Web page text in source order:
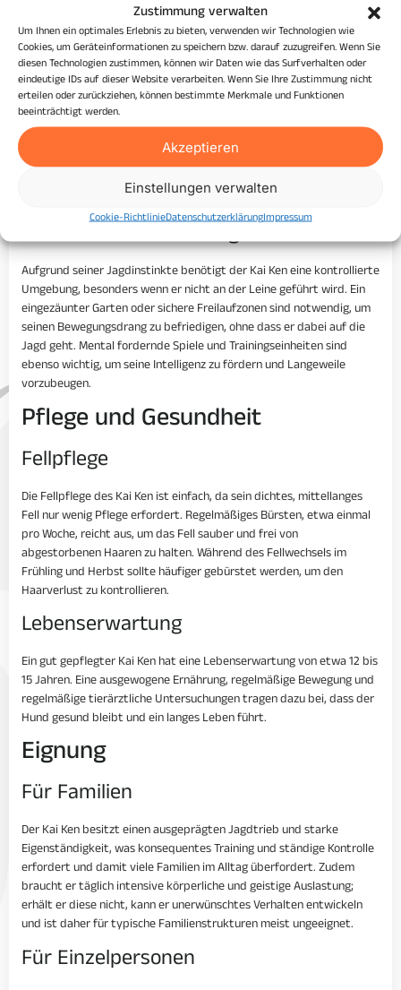
Zustimmung verwalten
Um Ihnen ein optimales Erlebnis zu bieten, verwenden wir Technologien wie
Cookies, um Geräteinformationen zu speichern bzw. darauf zuzugreifen. Wenn Sie
diesen Technologien zustimmen, können wir Daten wie das Surfverhalten oder
eindeutige IDs auf dieser Website verarbeiten. Wenn Sie Ihre Zustimmung nicht
erteilen oder zurückziehen, können bestimmte Merkmale und Funktionen
beeinträchtigt werden.
Akzeptieren
Einstellungen verwalten
Cookie-RichtlinieDatenschutzerklärungImpressum
gehorsamen Hund zu entwickeln.
Bewegungsbedarf
Der Bewegungsbedarf des Kai Ken ist hoch. Dieser Hund benötigt
mindestens eine Stunde täglich intensiver Bewegung, um gesund und
zufrieden zu bleiben. Aktivitäten wie Laufen, Wandern, Agility und
andere Hundesportarten sind ideal, um ihn sowohl körperlich als
auch geistig auszulasten. Ein unterforderter Kai Ken kann
destruktives Verhalten entwickeln, daher ist es wichtig, ihn
ausreichend zu bewegen und zu beschäftigen.
Besondere Anforderungen
Aufgrund seiner Jagdinstinkte benötigt der Kai Ken eine kontrollierte
Umgebung, besonders wenn er nicht an der Leine geführt wird. Ein
eingezäunter Garten oder sichere Freilaufzonen sind notwendig, um
seinen Bewegungsdrang zu befriedigen, ohne dass er dabei auf die
Jagd geht. Mental fordernde Spiele und Trainingseinheiten sind
ebenso wichtig, um seine Intelligenz zu fördern und Langeweile
vorzubeugen.
Pflege und Gesundheit
Fellpflege
Die Fellpflege des Kai Ken ist einfach, da sein dichtes, mittellanges
Fell nur wenig Pflege erfordert. Regelmäßiges Bürsten, etwa einmal
pro Woche, reicht aus, um das Fell sauber und frei von
abgestorbenen Haaren zu halten. Während des Fellwechsels im
Frühling und Herbst sollte häufiger gebürstet werden, um den
Haarverlust zu kontrollieren.
Lebenserwartung
Ein gut gepflegter Kai Ken hat eine Lebenserwartung von etwa 12 bis
15 Jahren. Eine ausgewogene Ernährung, regelmäßige Bewegung und
regelmäßige tierärztliche Untersuchungen tragen dazu bei, dass der
Hund gesund bleibt und ein langes Leben führt.
Eignung
Für Familien
Der Kai Ken besitzt einen ausgeprägten Jagdtrieb und starke
Eigenständigkeit, was konsequentes Training und ständige Kontrolle
erfordert und damit viele Familien im Alltag überfordert. Zudem
braucht er täglich intensive körperliche und geistige Auslastung;
erhält er diese nicht, kann er unerwünschtes Verhalten entwickeln
und ist daher für typische Familienstrukturen meist ungeeignet.
Für Einzelpersonen